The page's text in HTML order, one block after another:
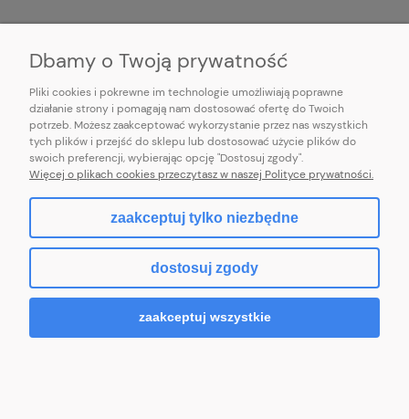
E-mail:pl101sukienek@gmail.com
101sukienek.pl
ul. Piotrkowska 317/11, Łódź 93-035, woj. łódzkie
pokaż pełną wersję strony
Sklep internetowy Shoper.pl
Dbamy o Twoją prywatność
Pliki cookies i pokrewne im technologie umożliwiają poprawne
działanie strony i pomagają nam dostosować ofertę do Twoich
potrzeb. Możesz zaakceptować wykorzystanie przez nas wszystkich
tych plików i przejść do sklepu lub dostosować użycie plików do
swoich preferencji, wybierając opcję "Dostosuj zgody".
Więcej o plikach cookies przeczytasz w naszej Polityce prywatności.
zaakceptuj tylko niezbędne
dostosuj zgody
zaakceptuj wszystkie